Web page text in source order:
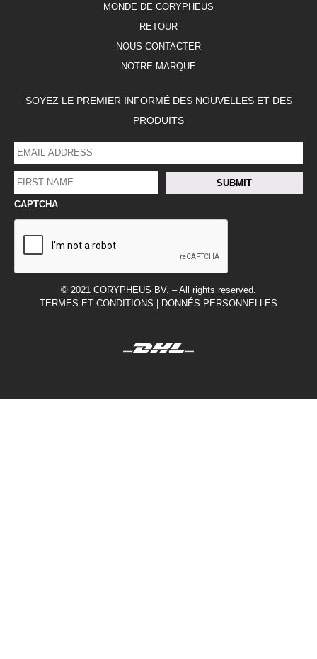
MONDE DE CORYPHEUS
RETOUR
NOUS CONTACTER
NOTRE MARQUE
SOYEZ LE PREMIER INFORMÉ DES NOUVELLES ET DES
PRODUITS
EMAIL
ADDRESS
*
FIRST
NAME
*
CAPTCHA
SUBMIT
FACEBOOKLINKEDININSTAGRAM
© 2021 CORYPHEUS BV. – All rights reserved.
TERMES ET CONDITIONS
DONNÉS PERSONNELLES